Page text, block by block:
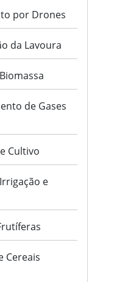
por Drones
da Lavoura
de Gases
Cultivo
e
Cereais